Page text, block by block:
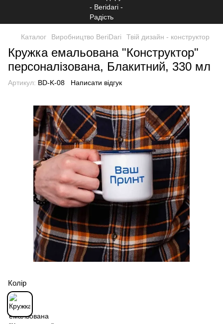
Каталог Виробництво BeriDari Твій дизайн - конструктор
Кружка емальована "Конструктор"
персоналізована, Блакитний, 330 мл
Артикул: BD-K-08 Написати відгук
Колір